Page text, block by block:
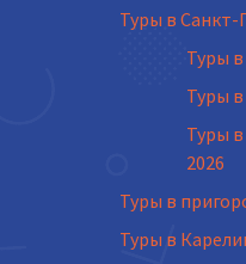
Туры в Санкт-
Туры
Туры
Туры
2026
Туры в
Туры в